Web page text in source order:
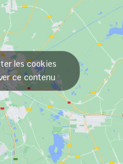
les cookies
ce contenu